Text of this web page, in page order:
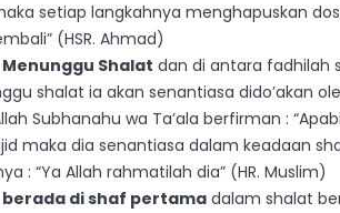
setiap langkahnya menghapuskan
(HSR. Ahmad)
Shalat dan di antara fadhilah
shalat ia akan senantiasa dido’akan
Subhanahu wa Ta’ala berfirman :
maka dia senantiasa dalam keadaan
: “Ya Allah rahmatilah dia” (HR. Muslim)
di shaf pertama dalam shalat